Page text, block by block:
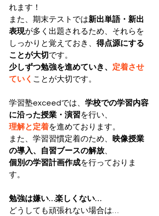
れます！
また、期末テストでは新出単語・新出
表現が多く出題されるため、それらを
しっかりと覚えておき、 得点源にする
ことが大切 です。
少しずつ勉強を進めていき、 定着させ
ていく ことが大切です。
学習塾exceedでは、 学校での学習内容
に沿った授業・演習を行い、
理解と定着を進めております。
また、学習習慣定着のため、
映像授業
の導入、自習ブースの解放
個別の学習計画作成を行っておりま
す。
勉強は嫌い…楽しくない…
どうしても頑張れない場合は…